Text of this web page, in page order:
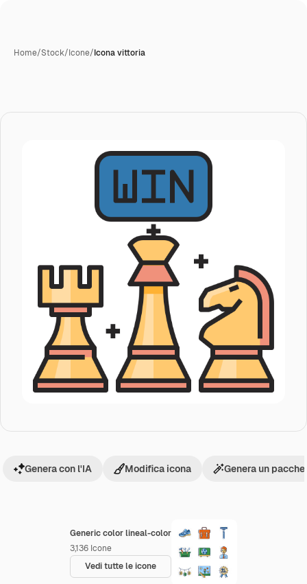
Home/Stock/Icone/Icona vittoria
Generic color lineal-color
3,136 Icone
Vedi tutte le icone
Genera con l'IA Modifica icona Genera un